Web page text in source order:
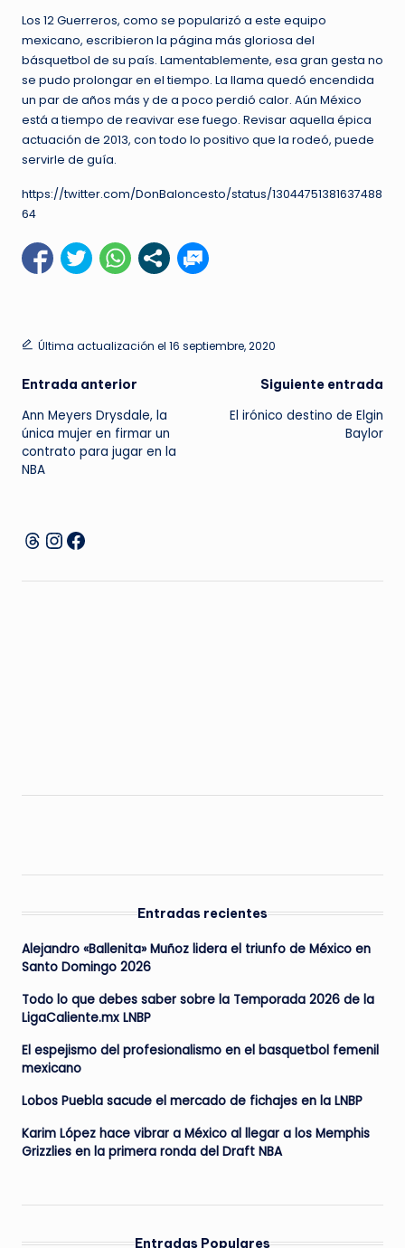
Los 12 Guerreros, como se popularizó a este equipo
mexicano, escribieron la página más gloriosa del
básquetbol de su país. Lamentablemente, esa gran gesta no
se pudo prolongar en el tiempo. La llama quedó encendida
un par de años más y de a poco perdió calor. Aún México
está a tiempo de reavivar ese fuego. Revisar aquella épica
actuación de 2013, con todo lo positivo que la rodeó, puede
servirle de guía.
https://twitter.com/DonBaloncesto/status/13044751381637488
64
Última actualización el 16 septiembre, 2020
Navegación
de
entradas
Entrada anterior
Ann Meyers Drysdale, la
única mujer en firmar un
contrato para jugar en la
NBA
Siguiente entrada
El irónico destino de Elgin
Baylor
Threads
Instagram
Facebook
Entradas recientes
Alejandro «Ballenita» Muñoz lidera el triunfo de México en
Santo Domingo 2026
Todo lo que debes saber sobre la Temporada 2026 de la
LigaCaliente.mx LNBP
El espejismo del profesionalismo en el basquetbol femenil
mexicano
Lobos Puebla sacude el mercado de fichajes en la LNBP
Karim López hace vibrar a México al llegar a los Memphis
Grizzlies en la primera ronda del Draft NBA
Entradas Populares